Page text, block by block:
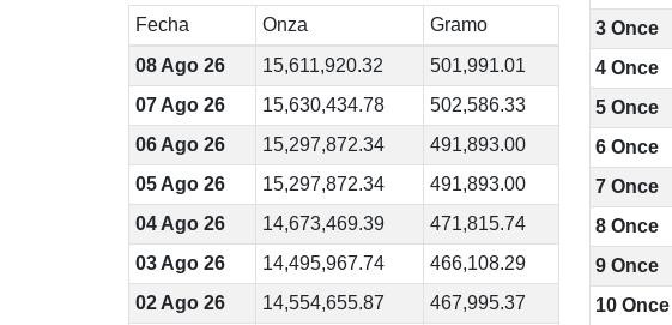
Fecha Onza
Gramo
08 Ago 26
15,611,920.32
501,991.01
07 Ago 26
15,630,434.78
502,586.33
06 Ago 26
15,297,872.34
491,893.00
05 Ago 26
15,297,872.34
491,893.00
04 Ago 26
14,673,469.39
471,815.74
03 Ago 26
14,495,967.74
466,108.29
02 Ago 26
14,554,655.87 467,995.37
3 Once
4 Once
5 Once
6 Once
7 Once
8 Once
9 Once
10 Once